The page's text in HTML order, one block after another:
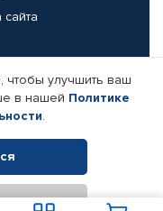
сайта
компании
защищены.
улучшить ваш
в нашей Политике
.